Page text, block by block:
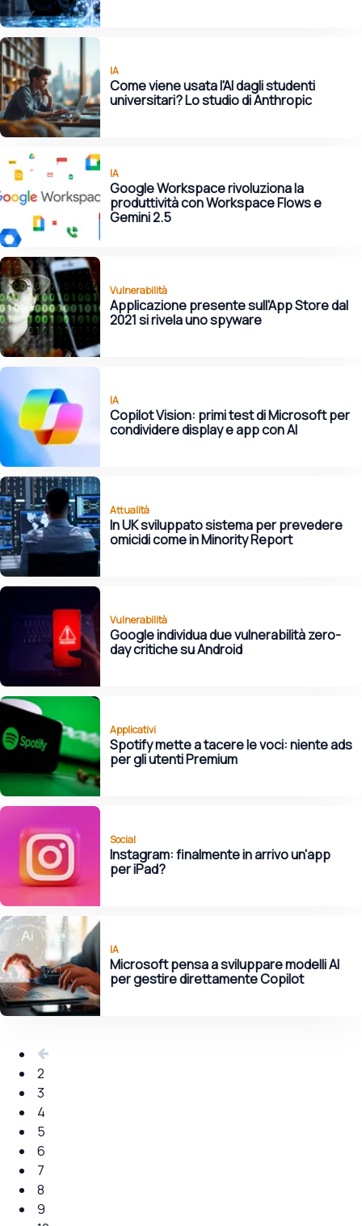
IA
Come viene usata l'AI dagli studenti
universitari? Lo studio di Anthropic
IA
Google Workspace rivoluziona la
produttività con Workspace Flows e
Gemini 2.5
Vulnerabilità
Applicazione presente sull'App Store dal
2021 si rivela uno spyware
IA
Copilot Vision: primi test di Microsoft per
condividere display e app con AI
Attualità
In UK sviluppato sistema per prevedere
omicidi come in Minority Report
Vulnerabilità
Google individua due vulnerabilità zero-
day critiche su Android
Applicativi
Spotify mette a tacere le voci: niente ads
per gli utenti Premium
Social
Instagram: finalmente in arrivo un'app
per iPad?
IA
Microsoft pensa a sviluppare modelli AI
per gestire direttamente Copilot
2
3
4
5
6
7
8
9